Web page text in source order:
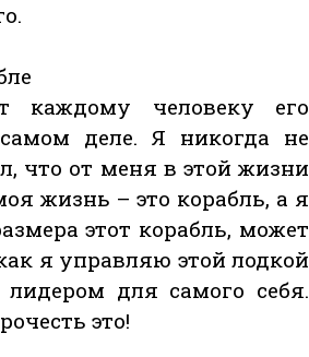
каждому человеку его
деле. Я никогда не
что от меня в этой жизни
жизнь – это корабль, а я
этот корабль, может
я управляю этой лодкой
для самого себя.
это!